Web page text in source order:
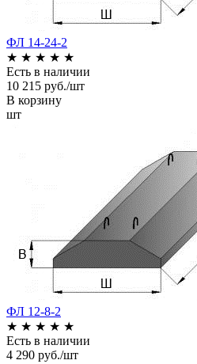
ФЛ 14-24-2
★ ★ ★ ★ ★
Есть в наличии
10 215 руб./шт
В корзину
шт
ФЛ 12-8-2
★ ★ ★ ★ ★
Есть в наличии
4 290 руб./шт